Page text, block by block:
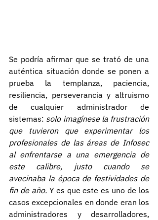
Se podría afirmar que se trató de una
auténtica situación donde se ponen a
prueba la templanza, paciencia,
resiliencia, perseverancia y altruismo
de cualquier administrador de
sistemas: solo imagínese la frustración
que tuvieron que experimentar los
profesionales de las áreas de Infosec
al enfrentarse a una emergencia de
este calibre, justo cuando se
avecinaba la época de festividades de
fin de año. Y es que este es uno de los
casos excepcionales en donde eran los
administradores y desarrolladores,